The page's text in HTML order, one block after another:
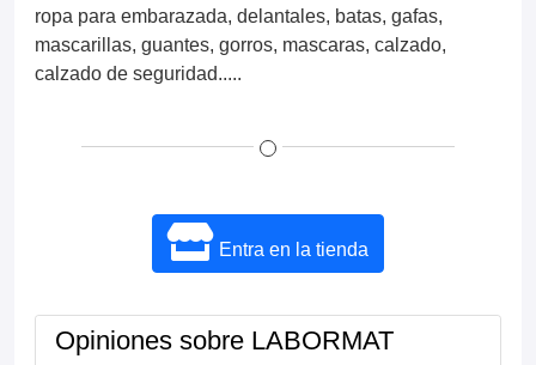
ropa para embarazada, delantales, batas, gafas,
mascarillas, guantes, gorros, mascaras, calzado,
calzado de seguridad.....
Entra en la tienda
Opiniones sobre LABORMAT